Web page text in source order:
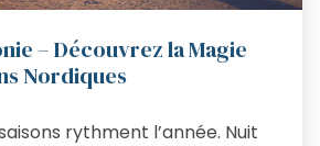
– Découvrez la Magie
Nordiques
rythment l’année. Nuit